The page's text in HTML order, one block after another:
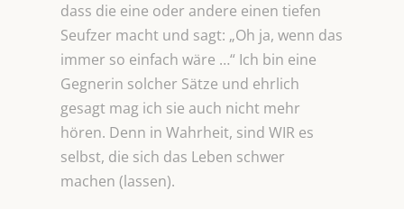
dass die eine oder andere einen tiefen
Seufzer macht und sagt: „Oh ja, wenn das
immer so einfach wäre …“ Ich bin eine
Gegnerin solcher Sätze und ehrlich
gesagt mag ich sie auch nicht mehr
hören. Denn in Wahrheit, sind WIR es
selbst, die sich das Leben schwer
machen (lassen).